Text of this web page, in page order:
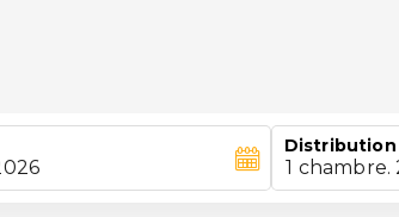
Distribution
1 chambre.